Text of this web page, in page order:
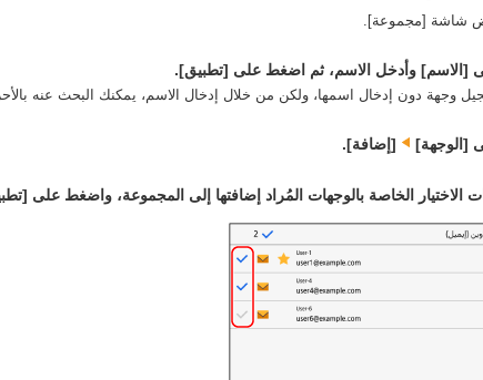
شاشة [مجموعة].
[الاسم] وأدخل الاسم، ثم اضغط على [تطبيق].
وجهة دون إدخال اسمها، ولكن من خلال إدخال الاسم، يمكنك البحث عنه
[الوجهة]‏ [إضافة].
الاختيار الخاصة بالوجهات المُراد إضافتها إلى المجموعة، واضغط على